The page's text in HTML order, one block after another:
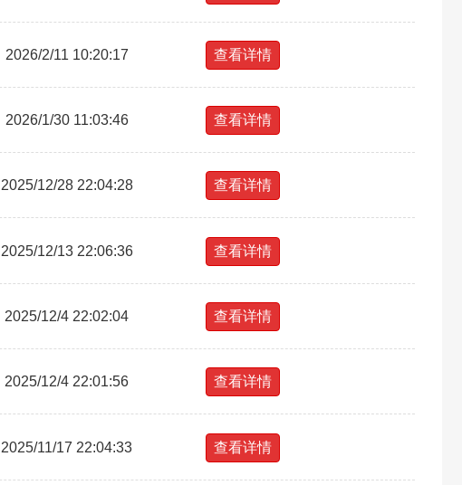
2026/2/11 10:20:17 查看详情
2026/1/30 11:03:46 查看详情
2025/12/28 22:04:28 查看详情
2025/12/13 22:06:36 查看详情
2025/12/4 22:02:04 查看详情
2025/12/4 22:01:56 查看详情
2025/11/17 22:04:33 查看详情